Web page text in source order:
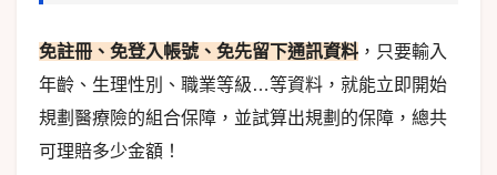
免註冊、免登入帳號、免先留下通訊資料 ，只要輸入
年齡、生理性別、職業等級…等資料，就能立即開始
規劃醫療險的組合保障，並試算出規劃的保障，總共
可理賠多少金額！